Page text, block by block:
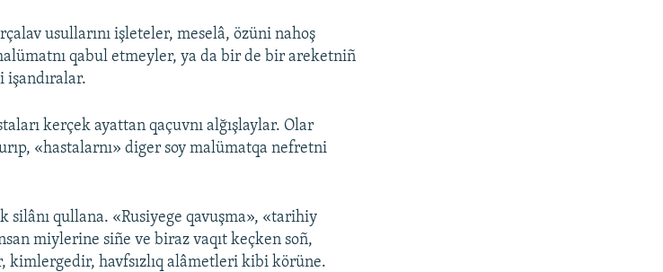
usullarını işleteler, meselâ, özüni nahoş
qabul etmeyler, ya da bir de bir areketniñ
işandıralar.
kerçek ayattan qaçuvnı alğışlaylar. Olar
«hastalarnı» diger soy malümatqa nefretni
silânı qullana. «Rusiyege qavuşma», «tarihiy
miylerine siñe ve biraz vaqıt keçken soñ,
havfsızlıq alâmetleri kibi körüne.